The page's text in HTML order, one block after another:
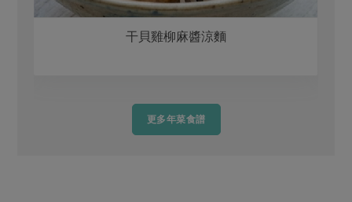
干貝雞柳麻醬涼麵
更多年菜食譜